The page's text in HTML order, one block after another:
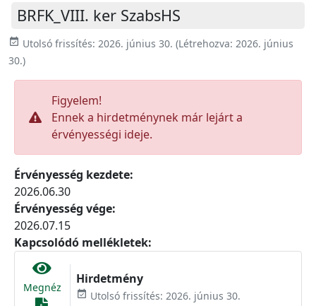
BRFK_VIII. ker SzabsHS
event_available Utolsó frissítés: 2026. június 30. (Létrehozva: 2026. június
30.)
Figyelem!
Ennek a hirdetménynek már lejárt a
érvényességi ideje.
Érvényesség kezdete:
2026.06.30
Érvényesség vége:
2026.07.15
Kapcsolódó mellékletek:
Megnéz
Hirdetmény
event_available Utolsó frissítés: 2026. június 30.